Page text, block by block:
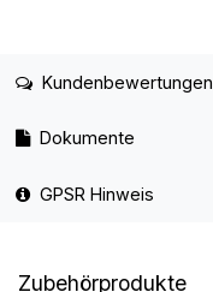
Kundenbewertungen
Dokumente
GPSR Hinweis
Zubehörprodukte